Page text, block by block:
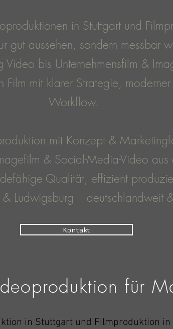
in Stuttgart und
gut aussehen, sondern messbar
bis Unternehmensfilm &
mit klarer Strategie, moderner
Workflow.
mit Konzept &
& Social-Media-Video aus
Qualität, effizient
Ludwigsburg – deutschlandweit
Kontakt
für
in Stuttgart und Filmproduktion